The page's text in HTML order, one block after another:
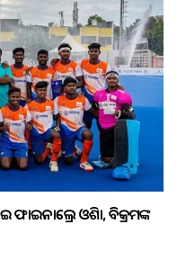
ଓଡ଼ିଶା, ବିକ୍ରମଙ୍କ